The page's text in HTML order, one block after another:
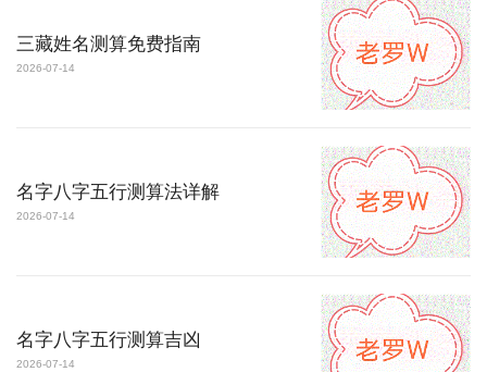
三藏姓名测算免费指南
2026-07-14
名字八字五行测算法详解
2026-07-14
名字八字五行测算吉凶
2026-07-14